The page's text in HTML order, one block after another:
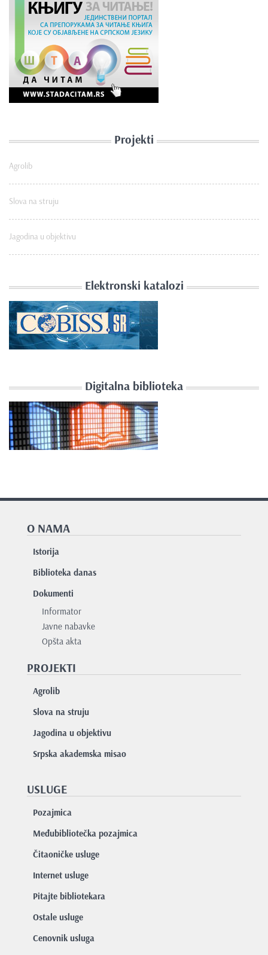
Projekti
Agrolib
Slova na struju
Jagodina u objektivu
Elektronski katalozi
Digitalna biblioteka
O NAMA
Istorija
Biblioteka danas
Dokumenti
Informator
Javne nabavke
Opšta akta
PROJEKTI
Agrolib
Slova na struju
Jagodina u objektivu
Srpska akademska misao
USLUGE
Pozajmica
Međubibliotečka pozajmica
Čitaoničke usluge
Internet usluge
Pitajte bibliotekara
Ostale usluge
Cenovnik usluga